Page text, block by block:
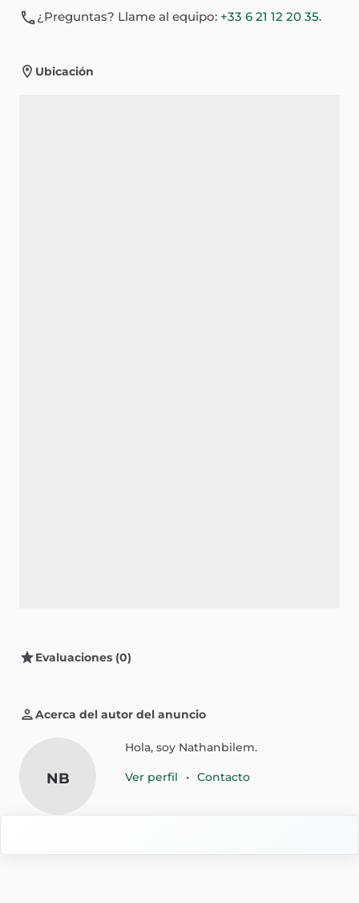
¿Preguntas? Llame al equipo: +33 6 21 12 20 35.
Ubicación
Evaluaciones (0)
Acerca del autor del anuncio
NB
Hola, soy Nathanbilem.
Ver perfil • Contacto